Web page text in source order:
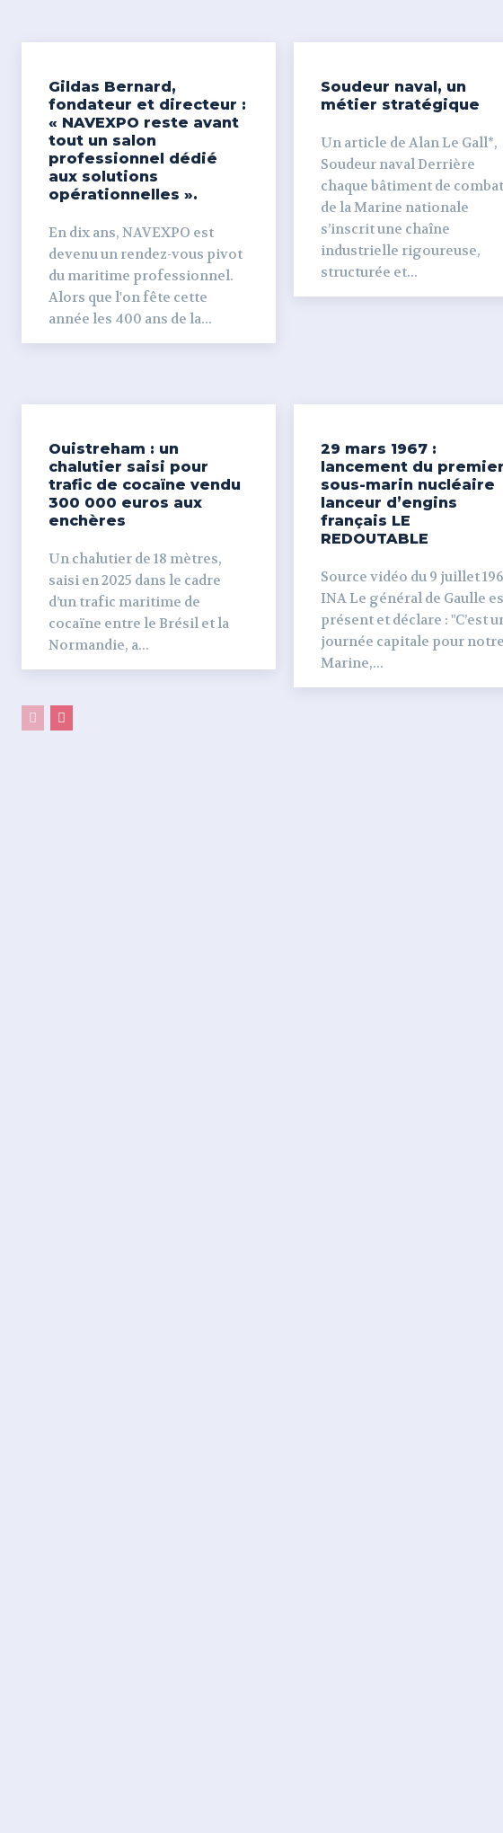
Gildas Bernard,
fondateur et directeur :
« NAVEXPO reste avant
tout un salon
professionnel dédié
aux solutions
opérationnelles ».
En dix ans, NAVEXPO est
devenu un rendez-vous pivot
du maritime professionnel.
Alors que l'on fête cette
année les 400 ans de la...
Soudeur naval, un
métier stratégique
Un article de Alan Le Gall*,
Soudeur naval Derrière
chaque bâtiment de combat
de la Marine nationale
s’inscrit une chaîne
industrielle rigoureuse,
structurée et...
Ouistreham : un
chalutier saisi pour
trafic de cocaïne vendu
300 000 euros aux
enchères
Un chalutier de 18 mètres,
saisi en 2025 dans le cadre
d’un trafic maritime de
cocaïne entre le Brésil et la
Normandie, a...
29 mars 1967 :
lancement du premier
sous-marin nucléaire
lanceur d’engins
français LE
REDOUTABLE
Source vidéo du 9 juillet
INA Le général de Gaulle
présent et déclare : "C’est
journée capitale pour notre
Marine,...